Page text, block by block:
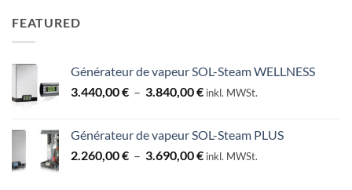
FEATURED
Générateur de vapeur SOL-Steam WELLNESS
3.440,00€ – 3.840,00€Plage
3.440,00 €
à
inkl. MWSt.
Générateur de vapeur SOL-Steam PLUS
2.260,00€ – 3.690,00€Plage
inkl. MWSt.